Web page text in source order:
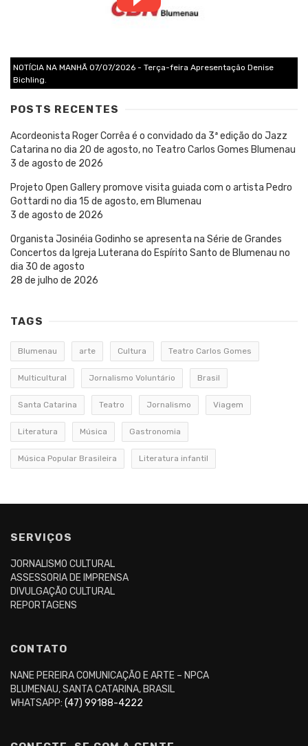
NOTÍCIA NA MANHÃ 07/07/2026 - Terça-feira Apresentação Denise
Bichling.
POSTS RECENTES
Acordeonista Roger Corrêa é o convidado da 3ª edição do Jazz
Catarina no dia 20 de agosto, no Teatro Carlos Gomes Blumenau
3 de agosto de 2026
Projeto Open Gallery promove visita guiada com o artista Pedro
Gottardi no dia 15 de agosto, em Blumenau
3 de agosto de 2026
Organista Josinéia Godinho se apresenta na Série de Grandes
Concertos da Igreja Luterana do Espírito Santo de Blumenau no
dia 30 de agosto
28 de julho de 2026
TAGS
Blumenau arte Cultura Teatro Carlos Gomes
Multicultural Jornalismo Voluntário Brasil
Santa Catarina Teatro Jornalismo Viagem
Literatura Música Gastronomia
Música Popular Brasileira Literatura infantil
SERVIÇOS
JORNALISMO CULTURAL
ASSESSORIA DE IMPRENSA
DIVULGAÇÃO CULTURAL
REPORTAGENS
CONTATO
NANE PEREIRA COMUNICAÇÃO E ARTE – NPCA
BLUMENAU, SANTA CATARINA, BRASIL
WHATSAPP: (47) 99188-4222